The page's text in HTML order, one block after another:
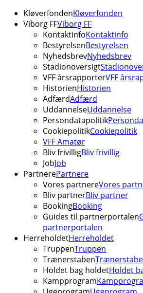
KløverfondenKløverfonden
Viborg FFViborg FF
KontaktinfoKontaktinfo
BestyrelsenBestyrelsen
NyhedsbrevNyhedsbrev
Stadionoversigt
VFF årsrapporterVFF
HistorienHistorien
AdfærdAdfærd
UddannelseUddannelse
Persondatapolitik
CookiepolitikCookiepolitik
VFF Amatør
Bliv frivilligBliv frivillig
JobJob
PartnerePartnere
Vores partnereVores
Bliv partnerBliv partner
BookingBooking
Guides til partnerportalen
partnerportalen
HerreholdetHerreholdet
TruppenTruppen
Trænerstaben
Holdet bag holdetHoldet
Kampprogram